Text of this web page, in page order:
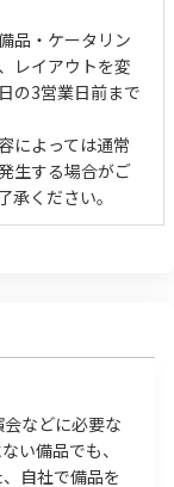
品・ケータリン
レイアウトを変
の3営業日前まで
によっては通常
生する場合がご
承ください。
などに必要な
い備品でも、
自社で備品を